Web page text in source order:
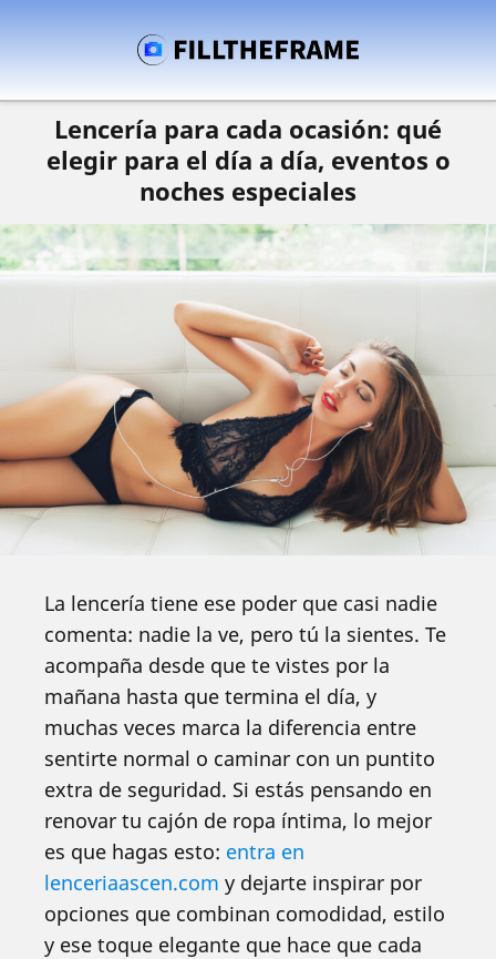
Lencería para cada ocasión: qué
elegir para el día a día, eventos o
noches especiales
La lencería tiene ese poder que casi nadie
comenta: nadie la ve, pero tú la sientes. Te
acompaña desde que te vistes por la
mañana hasta que termina el día, y
muchas veces marca la diferencia entre
sentirte normal o caminar con un puntito
extra de seguridad. Si estás pensando en
renovar tu cajón de ropa íntima, lo mejor
es que hagas esto: entra en
lenceriaascen.com y dejarte inspirar por
opciones que combinan comodidad, estilo
y ese toque elegante que hace que cada